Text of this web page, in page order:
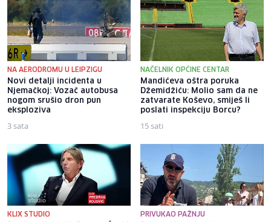
NA AERODROMU U LEIPZIGU
Novi detalji incidenta u
Njemačkoj: Vozač autobusa
nogom srušio dron pun
eksploziva
3 sata
NAČELNIK OPĆINE CENTAR
Mandićeva oštra poruka
Džemidžiću: Molio sam da ne
zatvarate Koševo, smiješ li
poslati inspekciju Borcu?
15 sati
KLIX STUDIO PRIVUKAO PAŽNJU